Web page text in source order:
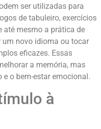
ser utilizadas para
de tabuleiro, exercícios
até mesmo a prática de
um novo idioma ou tocar
eficazes. Essas
a memória, mas
o bem-estar emocional.
à